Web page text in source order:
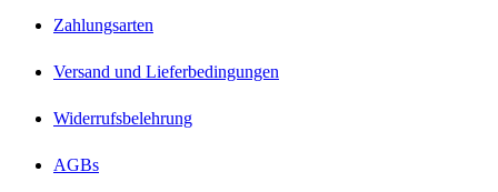
Zahlungsarten
Versand und Lieferbedingungen
Widerrufsbelehrung
AGBs